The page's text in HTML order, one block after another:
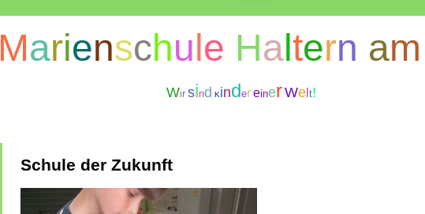
Marienschule Haltern am
Wir sind KindereinerWe t!
Schule der Zukunft